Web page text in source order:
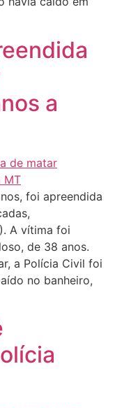
a
foi apreendida
A vítima foi
de 38 anos.
a Polícia Civil foi
no banheiro,